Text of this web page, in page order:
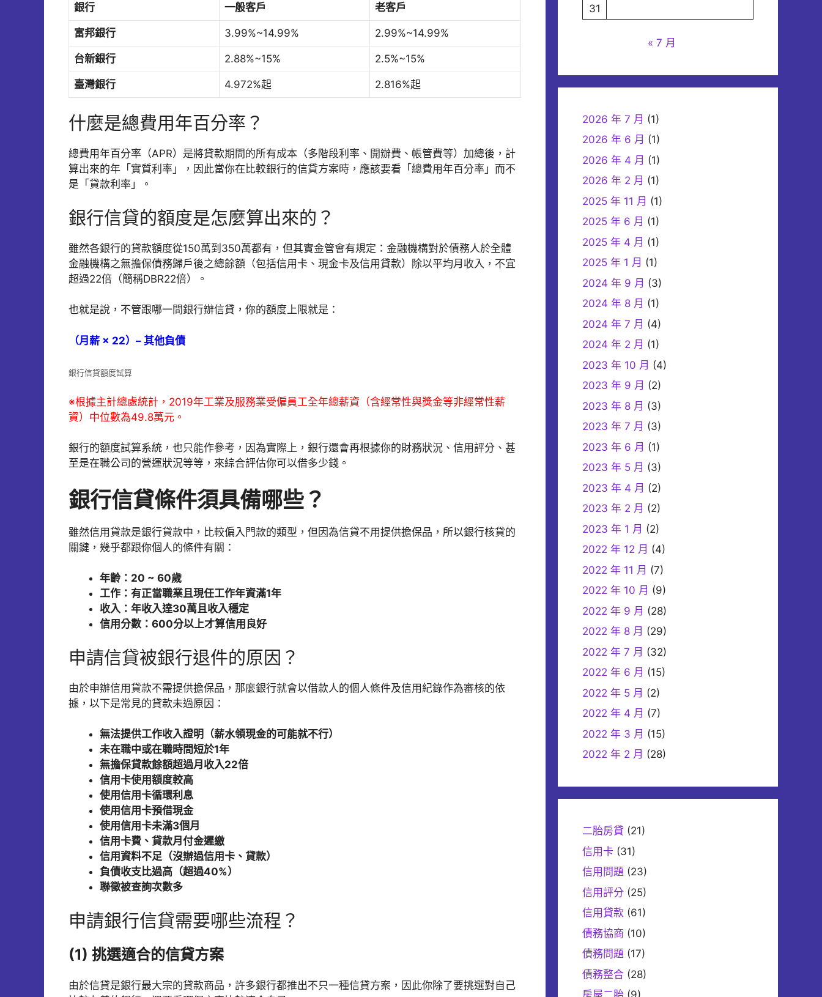
銀行 一般客戶 老客戶
富邦銀行 3.99%~14.99% 2.99%~14.99%
台新銀行 2.88%~15% 2.5%~15%
臺灣銀行 4.972%起 2.816%起
什麼是總費用年百分率？
總費用年百分率（APR）是將貸款期間的所有成本（多階段利率、開辦費、帳管費等）加總後，計
算出來的年「實質利率」，因此當你在比較銀行的信貸方案時，應該要看「總費用年百分率」而不
是「貸款利率」。
銀行信貸的額度是怎麼算出來的？
雖然各銀行的貸款額度從150萬到350萬都有，但其實金管會有規定：金融機構對於債務人於全體
金融機構之無擔保債務歸戶後之總餘額（包括信用卡、現金卡及信用貸款）除以平均月收入，不宜
超過22倍（簡稱DBR22倍）。
也就是說，不管跟哪一間銀行辦信貸，你的額度上限就是：
（月薪 × 22）– 其他負債
銀行信貸額度試算
※根據主計總處統計，2019年工業及服務業受僱員工全年總薪資（含經常性與獎金等非經常性薪
資）中位數為49.8萬元。
銀行的額度試算系統，也只能作參考，因為實際上，銀行還會再根據你的財務狀況、信用評分、甚
至是在職公司的營運狀況等等，來綜合評估你可以借多少錢。
銀行信貸條件須具備哪些？
雖然信用貸款是銀行貸款中，比較偏入門款的類型，但因為信貸不用提供擔保品，所以銀行核貸的
關鍵，幾乎都跟你個人的條件有關：
年齡：20 ~ 60歲
工作：有正當職業且現任工作年資滿1年
收入：年收入達30萬且收入穩定
信用分數：600分以上才算信用良好
申請信貸被銀行退件的原因？
由於申辦信用貸款不需提供擔保品，那麼銀行就會以借款人的個人條件及信用紀錄作為審核的依
據，以下是常見的貸款未過原因：
無法提供工作收入證明（薪水領現金的可能就不行）
未在職中或在職時間短於1年
無擔保貸款餘額超過月收入22倍
信用卡使用額度較高
使用信用卡循環利息
使用信用卡預借現金
使用信用卡未滿3個月
信用卡費、貸款月付金遲繳
信用資料不足（沒辦過信用卡、貸款）
負債收支比過高（超過40%）
聯徵被查詢次數多
申請銀行信貸需要哪些流程？
(1) 挑選適合的信貸方案
由於信貸是銀行最大宗的貸款商品，許多銀行都推出不只一種信貸方案，因此你除了要挑選對自己
31
« 7 月
2026 年 7 月 (1)
2026 年 6 月 (1)
2026 年 4 月 (1)
2026 年 2 月 (1)
2025 年 11 月 (1)
2025 年 6 月 (1)
2025 年 4 月 (1)
2025 年 1 月 (1)
2024 年 9 月 (3)
2024 年 8 月 (1)
2024 年 7 月 (4)
2024 年 2 月 (1)
2023 年 10 月 (4)
2023 年 9 月 (2)
2023 年 8 月 (3)
2023 年 7 月 (3)
2023 年 6 月 (1)
2023 年 5 月 (3)
2023 年 4 月 (2)
2023 年 2 月 (2)
2023 年 1 月 (2)
2022 年 12 月 (4)
2022 年 11 月 (7)
2022 年 10 月 (9)
2022 年 9 月 (28)
2022 年 8 月 (29)
2022 年 7 月 (32)
2022 年 6 月 (15)
2022 年 5 月 (2)
2022 年 4 月 (7)
2022 年 3 月 (15)
2022 年 2 月 (28)
二胎房貸 (21)
信用卡 (31)
信用問題 (23)
信用評分 (25)
信用貸款 (61)
債務協商 (10)
債務問題 (17)
債務整合 (28)
房屋二胎 (9)